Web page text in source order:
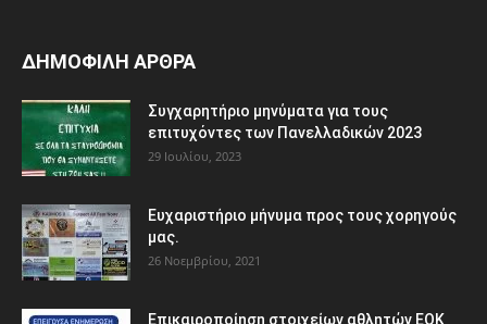
ΔΗΜΟΦΙΛΗ ΑΡΘΡΑ
Συγχαρητήριο μηνύματα για τους
επιτυχόντες των Πανελλαδικών 2023
29 Ιουλίου, 2023
Ευχαριστήριο μήνυμα προς τους χορηγούς
μας.
26 Νοεμβρίου, 2021
Eπικαιροποίηση στοιχείων αθλητών ΕΟΚ